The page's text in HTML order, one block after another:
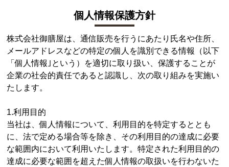
個人情報保護方針
株式会社御膳屋は、通信販売を行うにあたり氏名や住所、
メールアドレスなどの特定の個人を識別できる情報（以下
「個人情報｣という）を適切に取り扱い、保護することが
企業の社会的責任であると認識し、次の取り組みを実施い
たします。
1.利用目的
当社は、個人情報について、利用目的を特定するととも
に、法で定める場合等を除き、その利用目的の達成に必要
な範囲内において利用いたします。特定された利用目的の
達成に必要な範囲を超えた個人情報の取扱いを行わないた